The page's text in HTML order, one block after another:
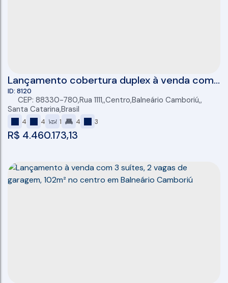
Lançamento cobertura duplex à venda com
4 suítes, 3 vagas de garagem, 204m² em
Balneário Camboriú
R$ 4.460.173,13
8120
CEP: 88330-780,Rua 1111 ,Centro,Balneário Camboriú ,
Santa Catarina,Brasil
4 4 1 4 3